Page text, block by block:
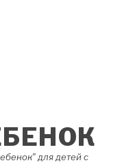
для детей с